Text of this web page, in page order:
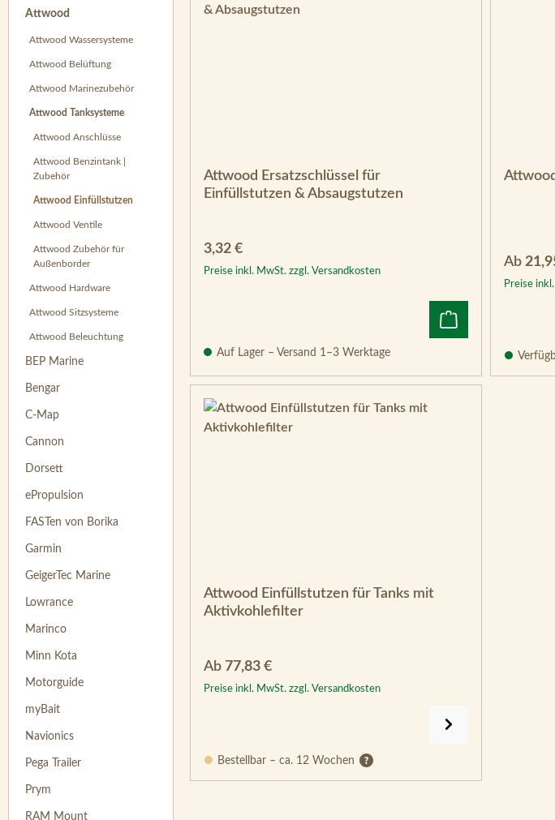
Attwood
Attwood Wassersysteme
Attwood Belüftung
Attwood Marinezubehör
Attwood Tanksysteme
Attwood Anschlüsse
Attwood Benzintank |
Zubehör
Attwood Einfüllstutzen
Attwood Ventile
Attwood Zubehör für
Außenborder
Attwood Hardware
Attwood Sitzsysteme
Attwood Beleuchtung
BEP Marine
Bengar
C-Map
Cannon
Dorsett
ePropulsion
FASTen von Borika
Garmin
GeigerTec Marine
Lowrance
Marinco
Minn Kota
Motorguide
myBait
Navionics
Pega Trailer
Prym
RAM Mount
Attwood Ersatzschlüssel für
Einfüllstutzen & Absaugstutzen
Regulärer Preis:
3,32 €
Preise inkl. MwSt. zzgl. Versandkosten
Auf Lager – Versand 1–3 Werktage
Ab
Preise
Attwood Einfüllstutzen für Tanks mit
Aktivkohlefilter
Regulärer Preis:
Ab 77,83 €
Preise inkl. MwSt. zzgl. Versandkosten
Bestellbar – ca. 12 Wochen